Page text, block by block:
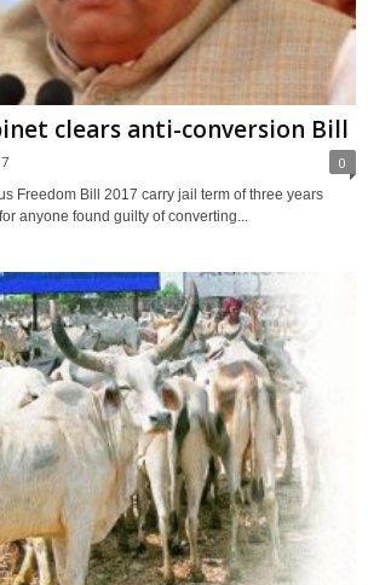
clears anti-conversion Bill
0
Freedom Bill 2017 carry jail term of three years
anyone found guilty of converting...